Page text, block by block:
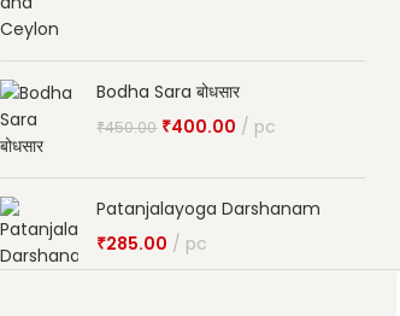
Bodha Sara बोधसार
₹450.00 ₹400.00 pc
Patanjalayoga Darshanam
₹285.00 pc